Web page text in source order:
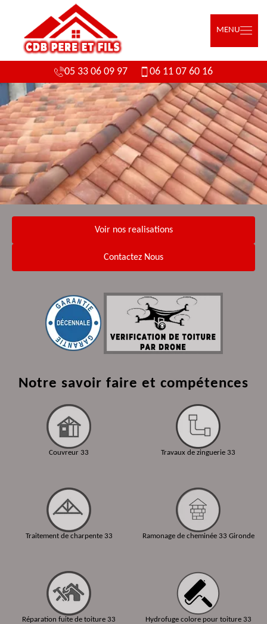
MENU
05 33 06 09 97 06 11 07 60 16
Voir nos realisations
Contactez Nous
Notre savoir faire et compétences
Couvreur 33
Traitement de charpente 33
Réparation fuite de toiture 33
Travaux de zinguerie 33
Ramonage de cheminée 33 Gironde
Hydrofuge colore pour toiture 33